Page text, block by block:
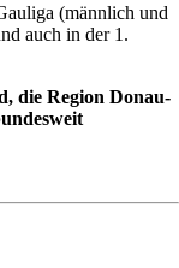
(männlich und
auch in der 1.
die Region Donau-